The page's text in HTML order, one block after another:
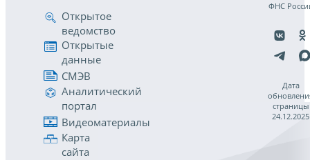
Открытое
ведомство
Открытые
данные
СМЭВ
Аналитический
портал
Видеоматериалы
Карта
сайта
ФНС
Дата
страницы
24.12.2025